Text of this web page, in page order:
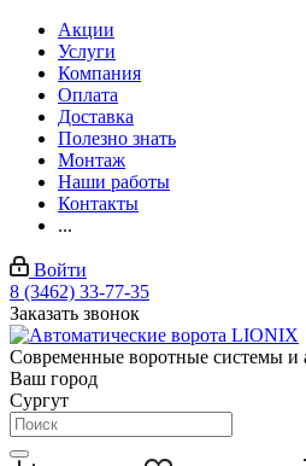
Акции
Услуги
Компания
Оплата
Доставка
Полезно знать
Монтаж
Наши работы
Контакты
...
Войти
8 (3462) 33-77-35
Заказать звонок
Современные воротные системы и
Ваш город
Сургут